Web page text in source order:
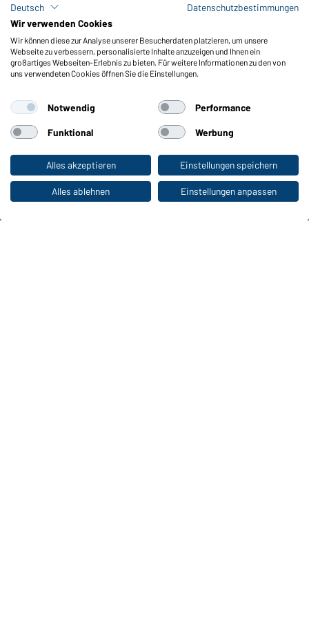
Zum Privatkunden-Shop
Meldeportal nach Hinweisgeberschutz
Funktionen & Pflege
Produkteigenschaften
Pflegehinweise
Farben
WORKWEAR COLLECTION
Die ideale Wahl für Professionals: Kollektionen
entdecken!
Deutsch
Datenschutzbestimmungen
Wir verwenden Cookies
Wir können diese zur Analyse unserer Besucherdaten platzieren, um unsere
Webseite zu verbessern, personalisierte Inhalte anzuzeigen und Ihnen ein
großartiges Webseiten-Erlebnis zu bieten. Für weitere Informationen zu den von
uns verwendeten Cookies öffnen Sie die Einstellungen.
Notwendig Performance
Funktional Werbung
Alles akzeptieren Einstellungen speichern
Alles ablehnen Einstellungen anpassen